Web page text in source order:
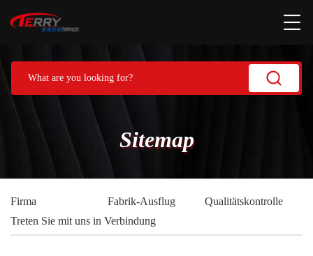
Sitemap
Firma Fabrik-Ausflug
Qualitätskontrolle
Treten Sie mit uns in Verbindung